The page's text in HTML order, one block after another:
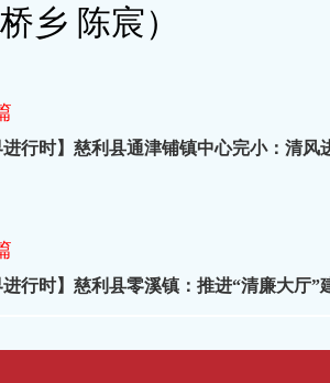
乡 陈宸）
进行时】慈利县通津铺镇中心完小：清风
进行时】慈利县零溪镇：推进“清廉大厅”